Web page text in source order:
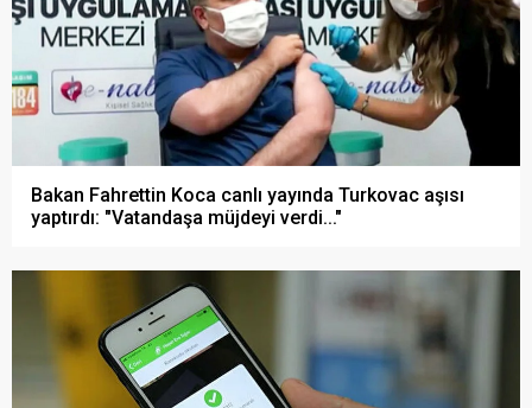
Bakan Fahrettin Koca canlı yayında Turkovac aşısı
yaptırdı: "Vatandaşa müjdeyi verdi..."